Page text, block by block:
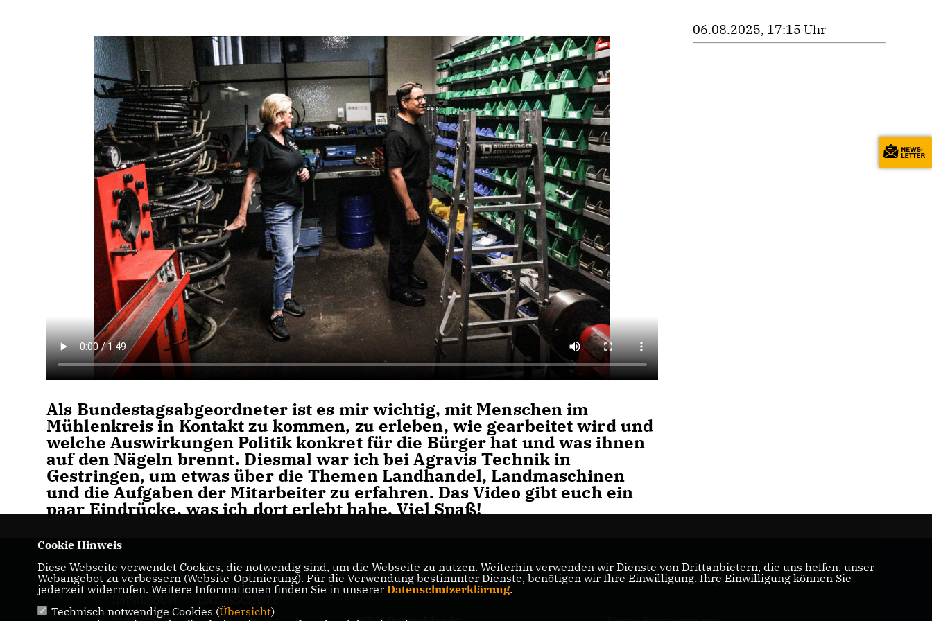
Als Bundestagsabgeordneter ist es mir wichtig, mit Menschen im
Mühlenkreis in Kontakt zu kommen, zu erleben, wie gearbeitet wird und
welche Auswirkungen Politik konkret für die Bürger hat und was ihnen
auf den Nägeln brennt. Diesmal war ich bei Agravis Technik in
Gestringen, um etwas über die Themen Landhandel, Landmaschinen
und die Aufgaben der Mitarbeiter zu erfahren. Das Video gibt euch ein
paar Eindrücke, was ich dort erlebt habe. Viel Spaß!
06.08.2025, 17:15 Uhr
Dr. Oliver Vogt
KONTAKT
CDU Minden-Lübbecke CDU/CSU-Bundestagsfraktion
Cookie Hinweis
Diese Webseite verwendet Cookies, die notwendig sind, um die Webseite zu nutzen. Weiterhin verwenden wir Dienste von Drittanbietern, die uns helfen, unser
Webangebot zu verbessern (Website-Optmierung). Für die Verwendung bestimmter Dienste, benötigen wir Ihre Einwilligung. Ihre Einwilligung können Sie
jederzeit widerrufen. Weitere Informationen finden Sie in unserer Datenschutzerklärung.
Technisch notwendige Cookies (Übersicht)